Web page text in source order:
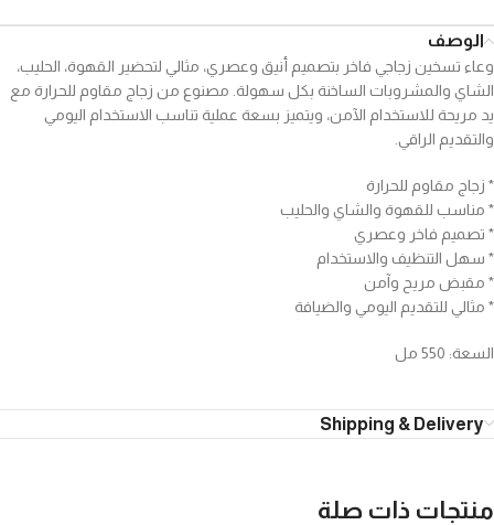
الوصف
وعاء تسخين زجاجي فاخر بتصميم أنيق وعصري، مثالي لتحضير القهوة، الحليب،
الشاي والمشروبات الساخنة بكل سهولة. مصنوع من زجاج مقاوم للحرارة مع
يد مريحة للاستخدام الآمن، ويتميز بسعة عملية تناسب الاستخدام اليومي
والتقديم الراقي.
* زجاج مقاوم للحرارة
* مناسب للقهوة والشاي والحليب
* تصميم فاخر وعصري
* سهل التنظيف والاستخدام
* مقبض مريح وآمن
* مثالي للتقديم اليومي والضيافة
السعة: 550 مل
Shipping & Delivery
منتجات ذات صلة